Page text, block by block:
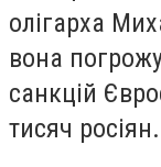
олігарха
вона
санкцій
тисяч росіян.